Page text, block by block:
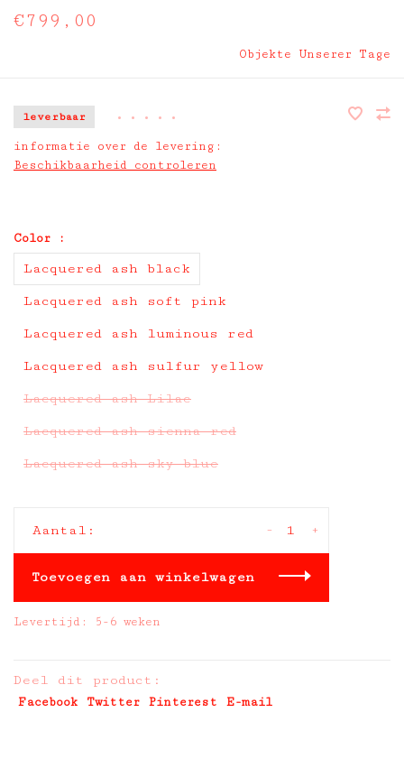
€799,00
Objekte Unserer Tage
leverbaar • • • • •
informatie over de levering:
Beschikbaarheid controleren
Color :
Lacquered ash black
Lacquered ash soft pink
Lacquered ash luminous red
Lacquered ash sulfur yellow
Lacquered ash Lilac
Lacquered ash sienna red
Lacquered ash sky blue
Aantal: +
-
Toevoegen aan winkelwagen
Levertijd: 5-6 weken
Deel dit product:
Facebook Twitter Pinterest E-mail